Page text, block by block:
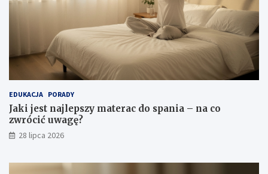
EDUKACJA PORADY
Jaki jest najlepszy materac do spania – na co
zwrócić uwagę?
28 lipca 2026